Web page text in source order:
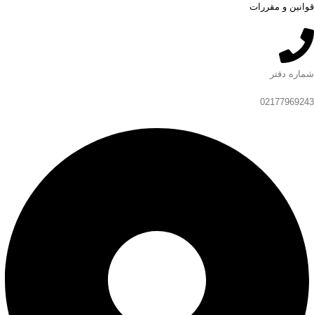
قوانین و مقررات
شماره دفتر
02177969243